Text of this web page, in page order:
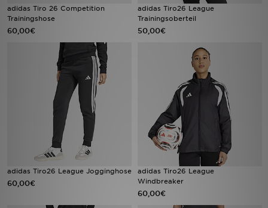
adidas Tiro 26 Competition
Trainingshose
60,00€
adidas Tiro26 League
Trainingsoberteil
50,00€
adidas Tiro26 League Jogginghose
60,00€
adidas Tiro26 League
Windbreaker
60,00€
Geschenkgutschein
Studenten